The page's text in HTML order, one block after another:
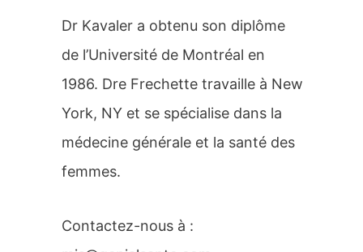
Dr Kavaler a obtenu son diplôme
de l’Université de Montréal en
1986. Dre Frechette travaille à New
York, NY et se spécialise dans la
médecine générale et la santé des
femmes.
Contactez-nous à :